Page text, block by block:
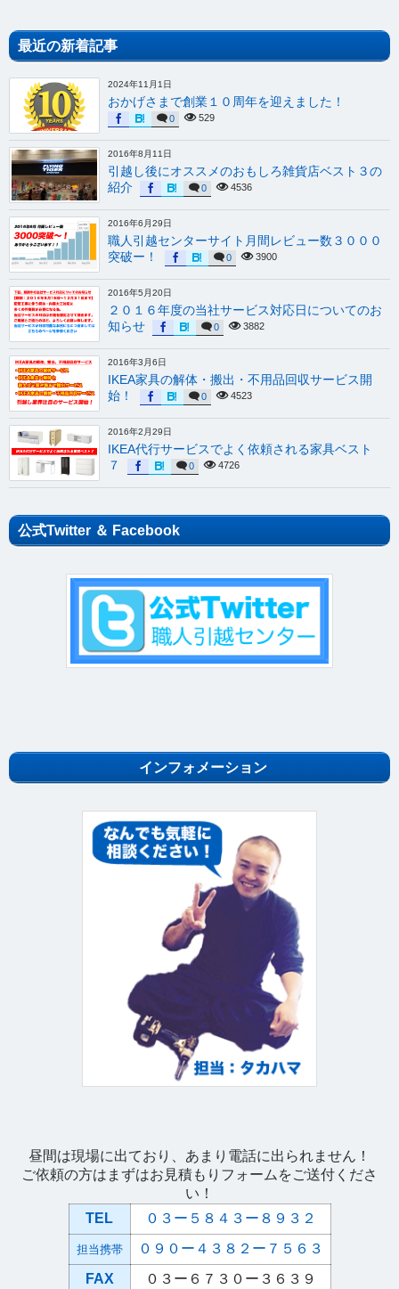
最近の新着記事
2024年11月1日
おかげさまで創業１０周年を迎えました！
0 529
2016年8月11日
引越し後にオススメのおもしろ雑貨店ベスト３の
紹介
0 4536
2016年6月29日
職人引越センターサイト月間レビュー数３０００
突破ー！
0 3900
2016年5月20日
２０１６年度の当社サービス対応日についてのお
知らせ
0 3882
2016年3月6日
IKEA家具の解体・搬出・不用品回収サービス開
始！
0 4523
2016年2月29日
IKEA代行サービスでよく依頼される家具ベスト
７
0 4726
公式Twitter ＆ Facebook
インフォメーション
昼間は現場に出ており、あまり電話に出られません！
ご依頼の方はまずはお見積もりフォームをご送付くださ
い！
TEL
０３ー５８４３ー８９３２
担当携帯
０９０ー４３８２ー７５６３
FAX
０３ー６７３０ー３６３９